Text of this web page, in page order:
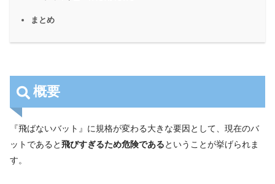
まとめ
概要
『飛ばないバット』に規格が変わる大きな要因として、現在のバ
ットであると 飛びすぎるため危険である ということが挙げられま
す。